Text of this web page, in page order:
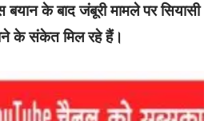
के बाद जंबूरी मामले पर सियासी
के संकेत मिल रहे हैं।